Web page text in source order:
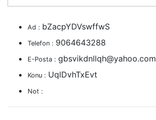
Ad : bZacpYDVswffwS
Telefon : 9064643288
E-Posta : gbsvikdnllqh@yahoo.com
Konu : UqlDvhTxEvt
Not :